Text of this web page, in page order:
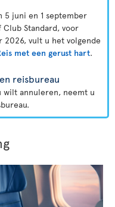
5 juni en 1 september
Standard, voor
vult u het volgende
met een gerust hart.
reisbureau
wilt annuleren, neemt u